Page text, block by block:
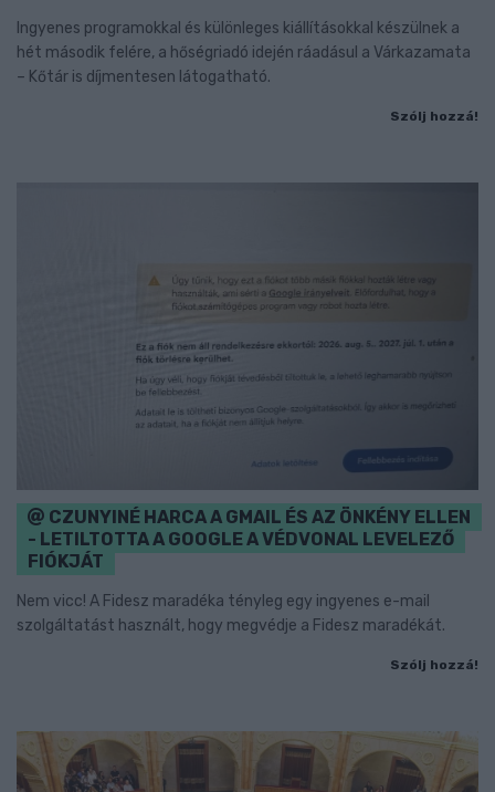
Ingyenes programokkal és különleges kiállításokkal készülnek a
hét második felére, a hőségriadó idején ráadásul a Várkazamata
– Kőtár is díjmentesen látogatható.
Szólj hozzá!
CZUNYINÉ HARCA A GMAIL ÉS AZ ÖNKÉNY ELLEN
- LETILTOTTA A GOOGLE A VÉDVONAL LEVELEZŐ
FIÓKJÁT
Nem vicc! A Fidesz maradéka tényleg egy ingyenes e-mail
szolgáltatást használt, hogy megvédje a Fidesz maradékát.
Szólj hozzá!